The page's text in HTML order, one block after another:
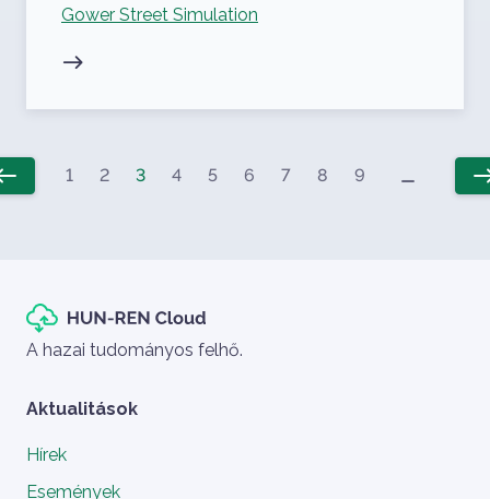
Kapcsolódó projekt
Gower Street Simulation
Oldalszámozás
oldal
1 2 3 4 5 6 7 8 9
Szlogen
A hazai tudományos felhő.
Aktualitások
Hírek
Események